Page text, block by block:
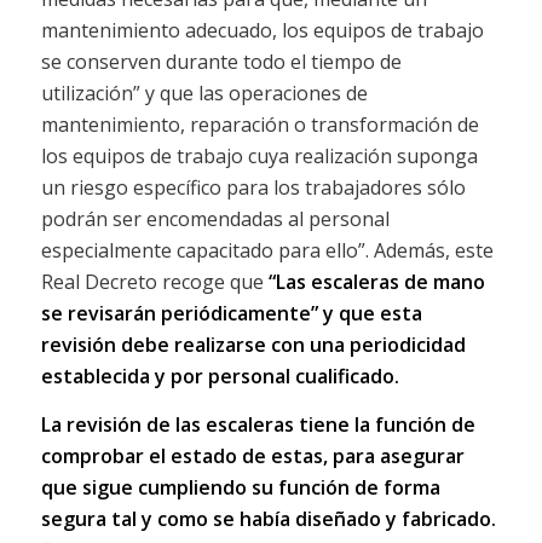
mantenimiento adecuado, los equipos de trabajo
se conserven durante todo el tiempo de
utilización” y que las operaciones de
mantenimiento, reparación o transformación de
los equipos de trabajo cuya realización suponga
un riesgo específico para los trabajadores sólo
podrán ser encomendadas al personal
especialmente capacitado para ello”. Además, este
Real Decreto recoge que “Las escaleras de mano
se revisarán periódicamente” y que esta
revisión debe realizarse con una periodicidad
establecida y por personal cualificado.
La revisión de las escaleras tiene la función de
comprobar el estado de estas, para asegurar
que sigue cumpliendo su función de forma
segura tal y como se había diseñado y fabricado.